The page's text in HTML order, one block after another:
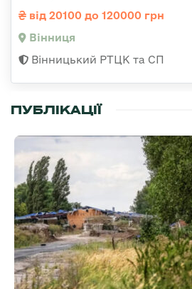
від 20100 до 120000 грн
Вінниця
Вінницький РТЦК та СП
ПУБЛІКАЦІЇ